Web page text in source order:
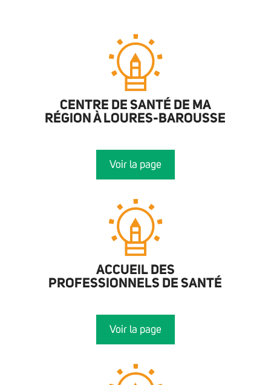
CENTRE DE SANTÉ DE MA
RÉGION À LOURES-BAROUSSE
Voir la page
ACCUEIL DES
PROFESSIONNELS DE SANTÉ
Voir la page